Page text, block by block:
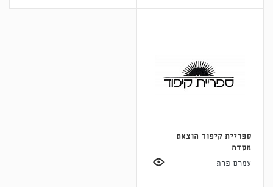
ספריית קיפוד הוצאת
מסדה
עמרם פרת